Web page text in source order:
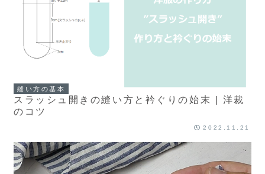
縫い方の基本
スラッシュ開きの縫い方と衿ぐりの始末 | 洋裁
のコツ
2022.11.21